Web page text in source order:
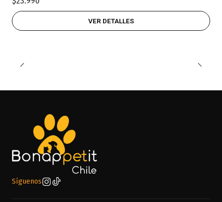
VER DETALLES
Síguenos